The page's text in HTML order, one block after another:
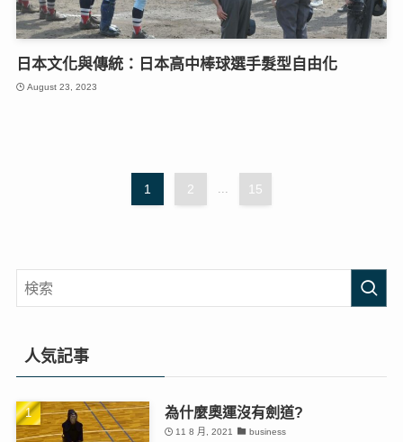
日本文化與傳統：日本高中棒球選手髮型自由化
August 23, 2023
1 2 ... 15
人気記事
為什麼奧運沒有劍道?
11 8 月, 2021 business